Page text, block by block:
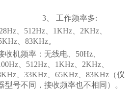
3、 工作频率多:
、512Hz、1KHz、2KHz、
、83KHz。
收机频率：无线电、 50Hz、
、512Hz、1KHz、2KHz、
、33KHz、65KHz、83KHz（仪
型号不同，接收频率也不相同）。